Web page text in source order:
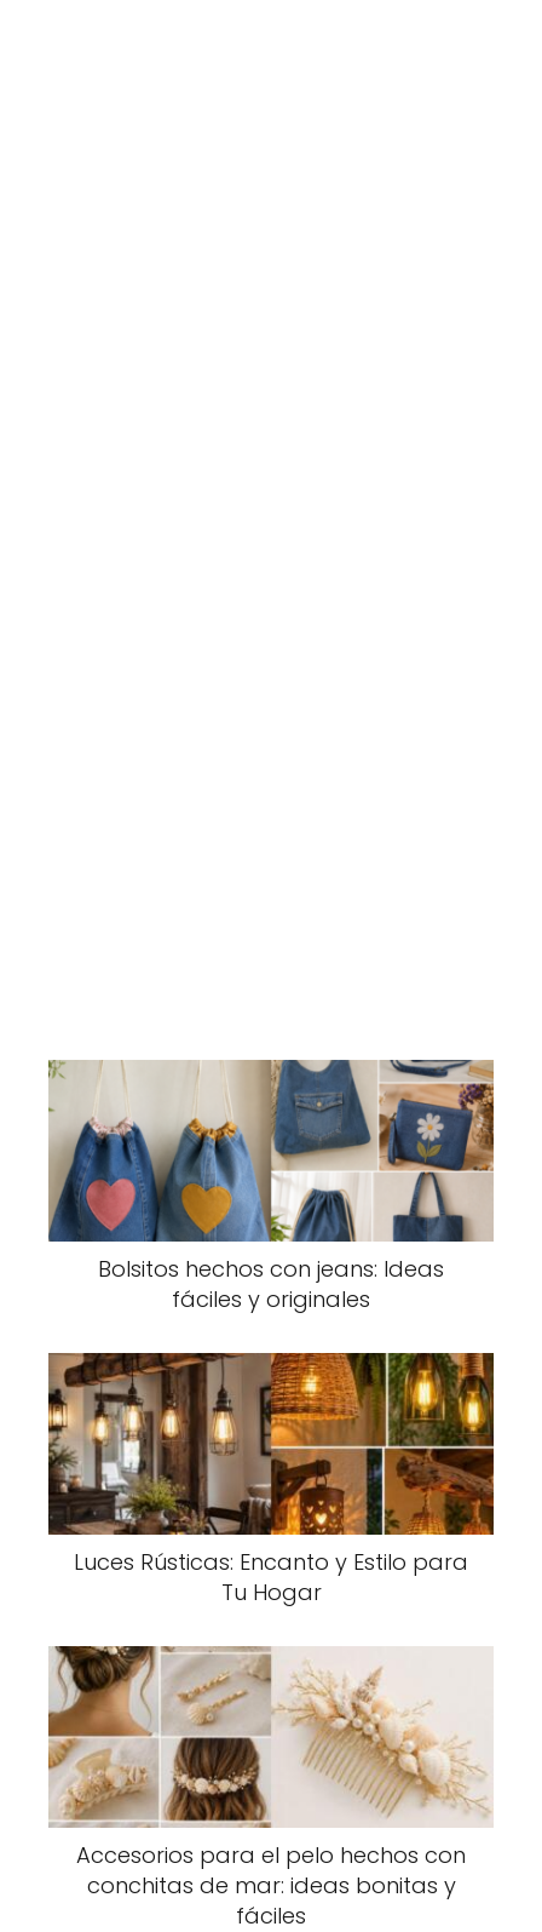
Bolsitos hechos con jeans: Ideas
fáciles y originales
Luces Rústicas: Encanto y Estilo para
Tu Hogar
Accesorios para el pelo hechos con
conchitas de mar: ideas bonitas y
fáciles